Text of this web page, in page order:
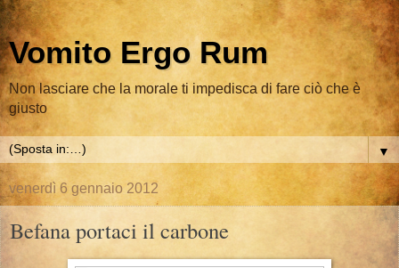
Vomito Ergo Rum
Non lasciare che la morale ti impedisca di fare ciò che è
giusto
▼
venerdì 6 gennaio 2012
Befana portaci il carbone